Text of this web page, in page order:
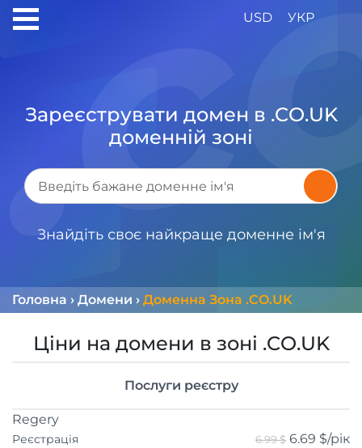
USD УКР
Зареєструвати домен в .CO.UK
доменній зоні
Знайдіть своє найкраще доменне ім'я
Головна › Домени › Доменна Зона .CO.UK
Ціни на домени в зоні .CO.UK
Послуги реєстру
Regery
Реєстрація 6.99 $ 6.69 $/рік